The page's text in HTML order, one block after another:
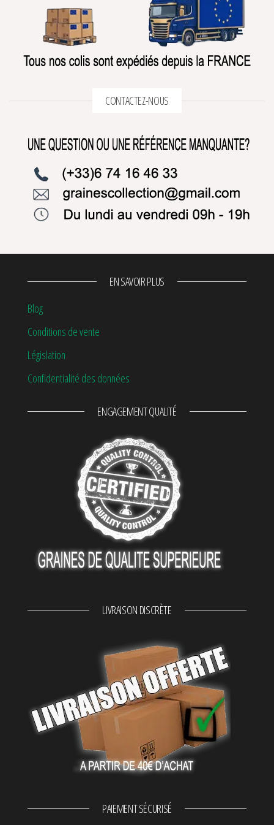
CONTACTEZ-NOUS
EN SAVOIR PLUS
Blog
Conditions de vente
Législation
Confidentialité des données
ENGAGEMENT QUALITÉ
LIVRAISON DISCRÈTE
PAIEMENT SÉCURISÉ